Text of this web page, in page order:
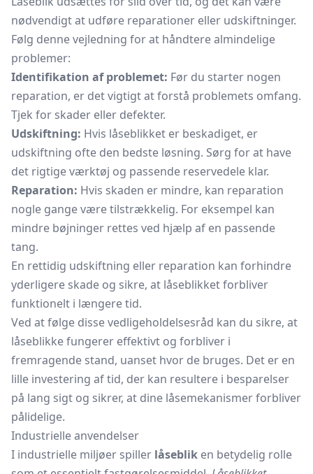
nødvendigt at udføre reparationer eller udskiftninger.
Følg denne vejledning for at håndtere almindelige
problemer:
Identifikation af problemet: Før du starter nogen
reparation, er det vigtigt at forstå problemets omfang.
Tjek for skader eller defekter.
Udskiftning: Hvis låseblikket er beskadiget, er
udskiftning ofte den bedste løsning. Sørg for at have
det rigtige værktøj og passende reservedele klar.
Reparation: Hvis skaden er mindre, kan reparation
nogle gange være tilstrækkelig. For eksempel kan
mindre bøjninger rettes ved hjælp af en passende
tang.
En rettidig udskiftning eller reparation kan forhindre
yderligere skade og sikre, at låseblikket forbliver
funktionelt i længere tid.
Ved at følge disse vedligeholdelsesråd kan du sikre, at
låseblikke fungerer effektivt og forbliver i
fremragende stand, uanset hvor de bruges. Det er en
lille investering af tid, der kan resultere i besparelser
på lang sigt og sikrer, at dine låsemekanismer forbliver
pålidelige.
Industrielle anvendelser
I industrielle miljøer spiller låseblik en betydelig rolle